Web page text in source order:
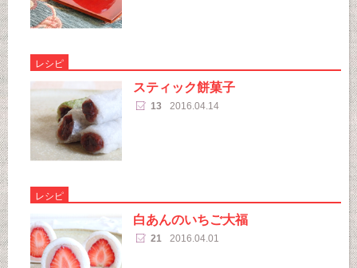
レシピ
スティック餅菓子
13 2016.04.14
レシピ
白あんのいちご大福
21 2016.04.01